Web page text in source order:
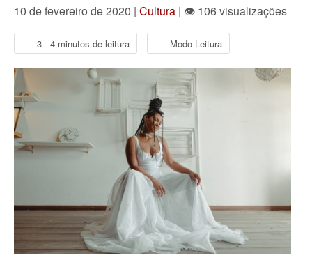
10 de fevereiro de 2020 | Cultura | 👁 106 visualizações
3 - 4 minutos de leitura Modo Leitura